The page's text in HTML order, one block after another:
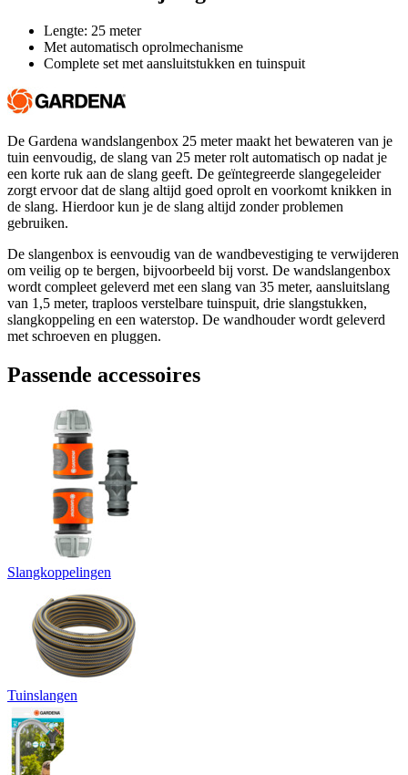
Lengte: 25 meter
Met automatisch oprolmechanisme
Complete set met aansluitstukken en tuinspuit
De Gardena wandslangenbox 25 meter maakt het bewateren van je
tuin eenvoudig, de slang van 25 meter rolt automatisch op nadat je
een korte ruk aan de slang geeft. De geïntegreerde slangegeleider
zorgt ervoor dat de slang altijd goed oprolt en voorkomt knikken in
de slang. Hierdoor kun je de slang altijd zonder problemen
gebruiken.
De slangenbox is eenvoudig van de wandbevestiging te verwijderen
om veilig op te bergen, bijvoorbeeld bij vorst. De wandslangenbox
wordt compleet geleverd met een slang van 35 meter, aansluitslang
van 1,5 meter, traploos verstelbare tuinspuit, drie slangstukken,
slangkoppeling en een waterstop. De wandhouder wordt geleverd
met schroeven en pluggen.
Passende accessoires
Slangkoppelingen
Tuinslangen